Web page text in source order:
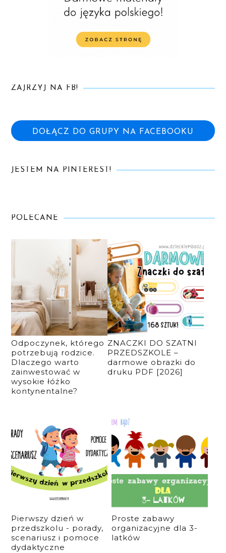
ZAJRZYJ NA FB!
DOŁĄCZ DO GRUPY NA FACEBOOKU
JESTEM NA PINTEREST!
POLECANE
Odpoczynek, którego
potrzebują rodzice.
Dlaczego warto
zainwestować w
wysokie łóżko
kontynentalne?
ZNACZKI DO SZATNI
PRZEDSZKOLE –
darmowe obrazki do
druku PDF [2026]
Pierwszy dzień w
przedszkolu - porady,
scenariusz i pomoce
dydaktyczne
Proste zabawy
organizacyjne dla 3-
latków